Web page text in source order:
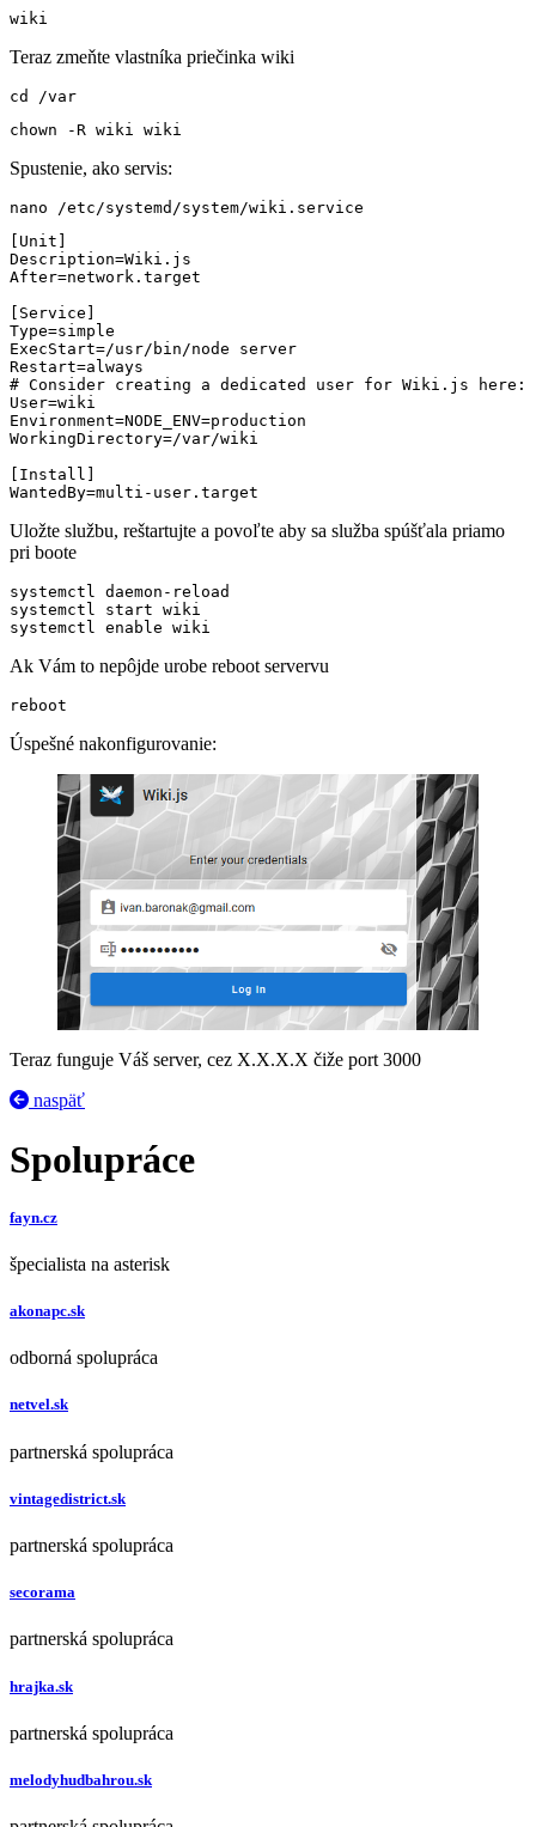
wiki
Teraz zmeňte vlastníka priečinka wiki
cd /var
chown -R wiki wiki
Spustenie, ako servis:
nano /etc/systemd/system/wiki.service
[Unit]
Description=Wiki.js
After=network.target
[Service]
Type=simple
ExecStart=/usr/bin/node server
Restart=always
# Consider creating a dedicated user for Wiki.js here:
User=wiki
Environment=NODE_ENV=production
WorkingDirectory=/var/wiki
[Install]
WantedBy=multi-user.target
Uložte službu, reštartujte a povoľte aby sa služba spúšťala priamo
pri boote
systemctl daemon-reload
systemctl start wiki
systemctl enable wiki
Ak Vám to nepôjde urobe reboot servervu
reboot
Úspešné nakonfigurovanie:
Teraz funguje Váš server, cez X.X.X.X čiže port 3000
naspäť
Spolupráce
fayn.cz
špecialista na asterisk
akonapc.sk
odborná spolupráca
netvel.sk
partnerská spolupráca
vintagedistrict.sk
partnerská spolupráca
secorama
partnerská spolupráca
hrajka.sk
partnerská spolupráca
melodyhudbahrou.sk